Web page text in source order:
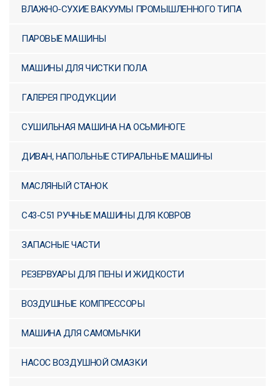
МАШИНЫ ДЛЯ СТИРКИ
ВЛАЖНО-СУХИЕ ВАКУУМЫ
ПРОМЫШЛЕННОГО ТИПА
ПОЛА
ГАЛЕРЕЯ ПРОДУКЦИИ
СУШИЛЬНАЯ МАШИНА НА
СТИРАЛЬНЫЕ МАШИНЫ
МАСЛЯНЫЙ СТАНОК
C43-C51 РУЧНЫЕ МАШИНЫ
ЗАПАСНЫЕ ЧАСТИ
ВЛАЖНО-СУХИЕ ВАКУУМЫ ПРОМЫШЛЕННОГО ТИПА
ПАРОВЫЕ МАШИНЫ
МАШИНЫ ДЛЯ ЧИСТКИ ПОЛА
ГАЛЕРЕЯ ПРОДУКЦИИ
СУШИЛЬНАЯ МАШИНА НА ОСЬМИНОГЕ
ДИВАН, НАПОЛЬНЫЕ СТИРАЛЬНЫЕ МАШИНЫ
МАСЛЯНЫЙ СТАНОК
C43-C51 РУЧНЫЕ МАШИНЫ ДЛЯ КОВРОВ
ЗАПАСНЫЕ ЧАСТИ
РЕЗЕРВУАРЫ ДЛЯ ПЕНЫ И ЖИДКОСТИ
ВОЗДУШНЫЕ КОМПРЕССОРЫ
МАШИНА ДЛЯ САМОМЫЧКИ
НАСОС ВОЗДУШНОЙ СМАЗКИ